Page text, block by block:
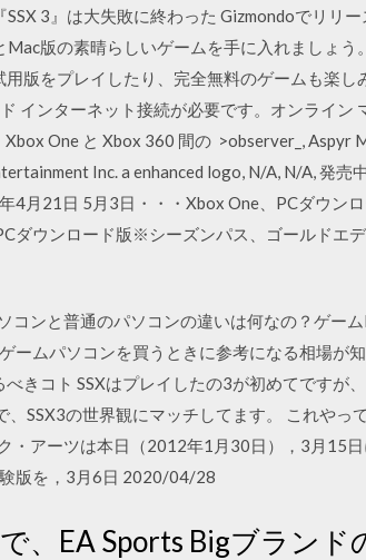
3』は大失敗に終わった Gizmondoでリリ
版の素晴らしいゲームを手に入れましょう
版をプレイしたり、完全無料のゲームも楽
インターネット接続が必要です。オンライン
One と Xbox 360 間の >observer_, Aspyr
Inc. a enhanced logo, N/A, N/A, 発売
4月21日 5月3日・・・Xbox One、PCダウン
ダウンロード版※シーズンパス、ゴールドエ
ンと普通のパソコンの違いは何なの？ゲーム
ームパソコンを買うときに参考になる相場が
きコト SSXはプレイしたの3が初めてですが
SSX3の世界観にマッチしてます。 これやっ
・アーツは本日（2012年1月30日），3月15
版を，3月6日 2020/04/28
、EA Sports Bigブラン